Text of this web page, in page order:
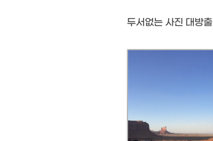
두서없는 사진 대방출